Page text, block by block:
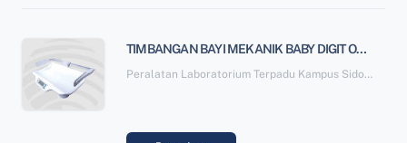
TIMBANGAN BAYI MEKANIK BABY DIGIT ONE +TAS (Alat)
Peralatan Laboratorium Terpadu Kampus Sidotopo SBSN Paket 6